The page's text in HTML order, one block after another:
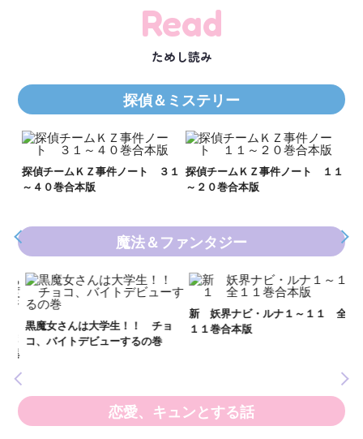
Read
ためし読み
探偵＆ミステリー
探偵チームＫＺ事件ノート ３１
～４０巻合本版
探偵チームＫＺ事件ノート １１
～２０巻合本版
魔法＆ファンタジー
黒魔女さんは大学生！！ チョ
コ、バイトデビューするの巻
新 妖界ナビ・ルナ１～１１ 全
１１巻合本版
恋愛、キュンとする話